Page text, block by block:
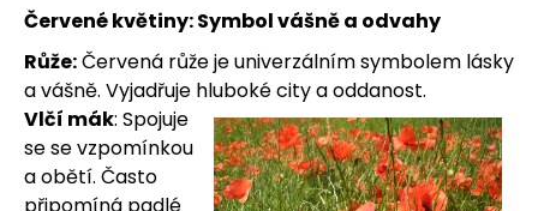
Červené květiny: Symbol vášně a odvahy
Růže:Červená růže je univerzálním symbolem lásky
a vášně. Vyjadřuje hluboké city a oddanost.
Vlčí mák: Spojuje
se se vzpomínkou
a obětí. Často
připomíná padlé
a
j
í
t